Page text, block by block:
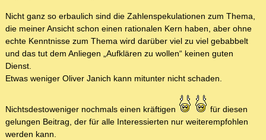
Nicht ganz so erbaulich sind die Zahlenspekulationen zum Thema,
die meiner Ansicht schon einen rationalen Kern haben, aber ohne
echte Kenntnisse zum Thema wird darüber viel zu viel gebabbelt
und das tut dem Anliegen „Aufklären zu wollen“ keinen guten
Dienst.
Etwas weniger Oliver Janich kann mitunter nicht schaden.
Nichtsdestoweniger nochmals einen kräftigen
für diesen
gelungen Beitrag, der für alle Interessierten nur weiterempfohlen
werden kann.